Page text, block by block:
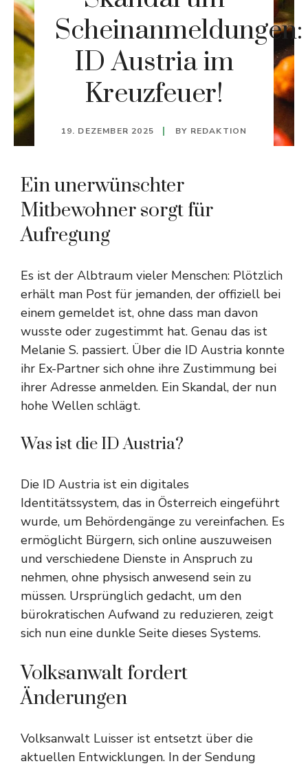
Scheinanmeldungen:
ID Austria im
Kreuzfeuer!
19. DEZEMBER 2025 BY REDAKTION
Ein unerwünschter
Mitbewohner sorgt für
Aufregung
Es ist der Albtraum vieler Menschen: Plötzlich
erhält man Post für jemanden, der offiziell bei
einem gemeldet ist, ohne dass man davon
wusste oder zugestimmt hat. Genau das ist
Melanie S. passiert. Über die ID Austria konnte
ihr Ex-Partner sich ohne ihre Zustimmung bei
ihrer Adresse anmelden. Ein Skandal, der nun
hohe Wellen schlägt.
Was ist die ID Austria?
Die ID Austria ist ein digitales
Identitätssystem, das in Österreich eingeführt
wurde, um Behördengänge zu vereinfachen. Es
ermöglicht Bürgern, sich online auszuweisen
und verschiedene Dienste in Anspruch zu
nehmen, ohne physisch anwesend sein zu
müssen. Ursprünglich gedacht, um den
bürokratischen Aufwand zu reduzieren, zeigt
sich nun eine dunkle Seite dieses Systems.
Volksanwalt fordert
Änderungen
Volksanwalt Luisser ist entsetzt über die
aktuellen Entwicklungen. In der Sendung